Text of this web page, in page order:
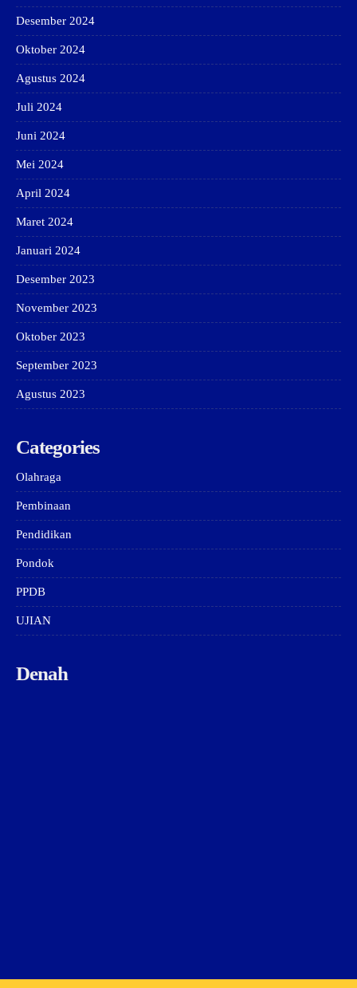
Desember 2024
Oktober 2024
Agustus 2024
Juli 2024
Juni 2024
Mei 2024
April 2024
Maret 2024
Januari 2024
Desember 2023
November 2023
Oktober 2023
September 2023
Agustus 2023
Categories
Olahraga
Pembinaan
Pendidikan
Pondok
PPDB
UJIAN
Denah